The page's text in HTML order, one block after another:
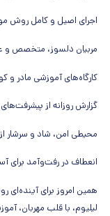
اجرای اصیل و کامل روش
مربیان دلسوز، متخصص و
کارگاه‌های آموزشی مادر و
گزارش روزانه از
محیطی امن، شاد و سرشار از
انعطاف در رفت‌وآمد برای
همین امروز برای آینده‌ای
لیلیوم، با قلب مهربان،